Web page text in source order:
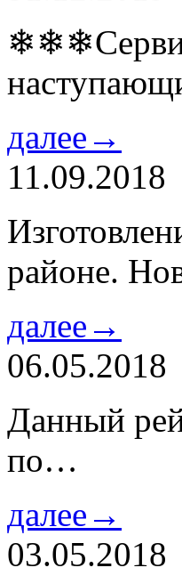
далее→
11.09.2018
районе.
далее→
06.05.2018
Данный
по…
далее→
03.05.2018